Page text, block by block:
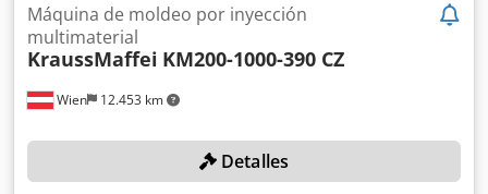
Wien 12.453 km
Máquina de moldeo por inyección
multimaterial
KraussMaffei KM200-1000-390 CZ
Detalles